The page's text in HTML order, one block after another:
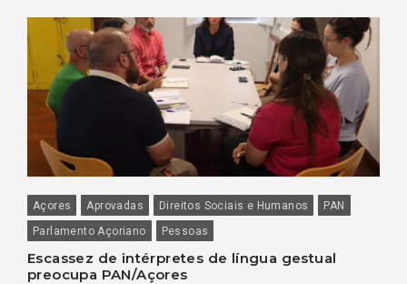
Açores Aprovadas Direitos Sociais e Humanos
PAN
Parlamento Açoriano
Pessoas
Escassez de intérpretes de língua gestual
preocupa PAN/Açores